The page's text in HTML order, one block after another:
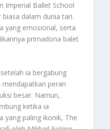
Imperial Ballet School
dalam dunia tari.
yang emosional, serta
primadona balet
ia bergabung
peran
besar. Namun,
ketika ia
yang paling ikonik, The